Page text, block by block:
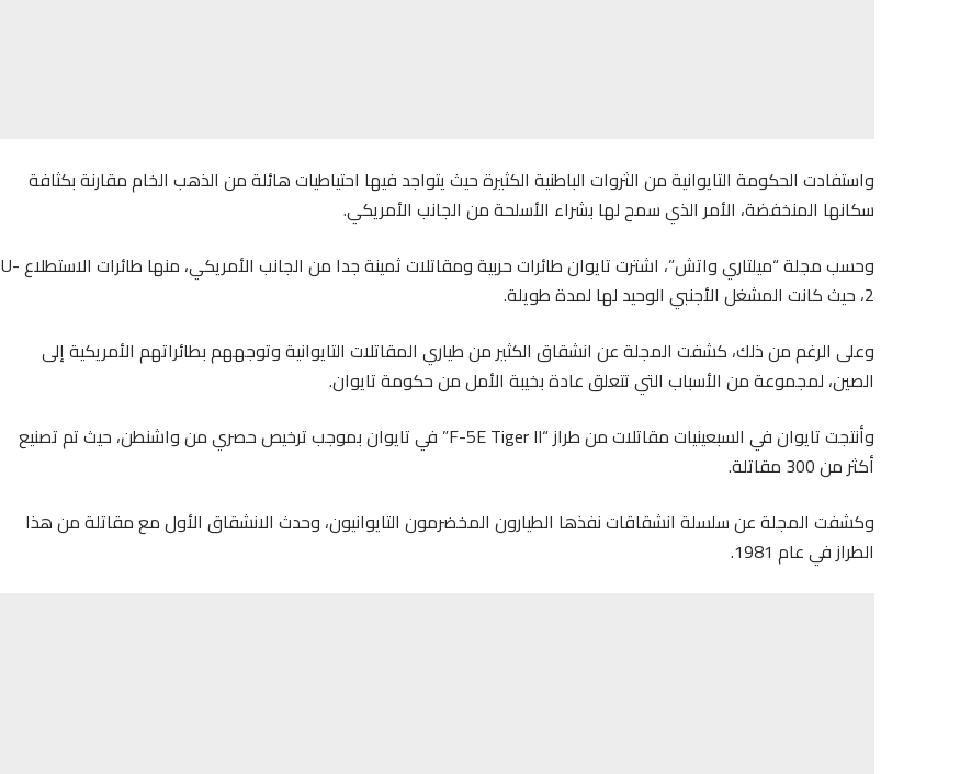
واستفادت الحكومة التايوانية من الثروات الباطنية الكثيرة حيث يتواجد فيها احتياطيات هائلة من الذهب الخام مقارنة بكثافة
سكانها المنخفضة، الأمر الذي سمح لها بشراء الأسلحة من الجانب الأمريكي.
وحسب مجلة “ميلتاري واتش”، اشترت تايوان طائرات حربية ومقاتلات ثمينة جدا من الجانب الأمريكي، منها طائرات الاستطلاع U-
2، حيث كانت المشغل الأجنبي الوحيد لها لمدة طويلة.
وعلى الرغم من ذلك، كشفت المجلة عن انشقاق الكثير من طياري المقاتلات التايوانية وتوجههم بطائراتهم الأمريكية إلى
الصين، لمجموعة من الأسباب التي تتعلق عادة بخيبة الأمل من حكومة تايوان.
وأنتجت تايوان في السبعينيات مقاتلات من طراز “F-5E Tiger II” في تايوان بموجب ترخيص حصري من واشنطن، حيث تم تصنيع
أكثر من 300 مقاتلة.
وكشفت المجلة عن سلسلة انشقاقات نفذها الطيارون المخضرمون التايوانيون، وحدث الانشقاق الأول مع مقاتلة من هذا
الطراز في عام 1981.